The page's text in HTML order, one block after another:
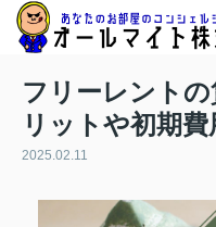
フリーレント
リットや初期
2025.02.11